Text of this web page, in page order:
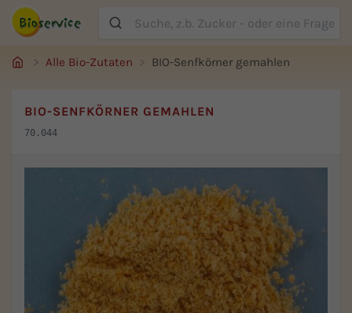
Suche
Alle Bio-Zutaten BIO-Senfkörner gemahlen
BIO-SENFKÖRNER GEMAHLEN
70.044